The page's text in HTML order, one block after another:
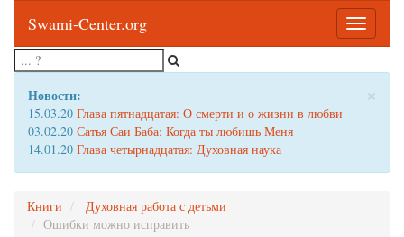
Toggle
Swami-Center.org
×
Новости:
15.03.20 Глава пятнадцатая: О смерти и о жизни в любви
03.02.20 Сатья Саи Баба: Когда ты любишь Меня
14.01.20 Глава четырнадцатая: Духовная наука
Книги
Духовная работа с детьми
Ошибки можно исправить